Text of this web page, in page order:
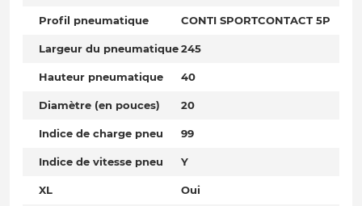
Profil pneumatique CONTI SPORTCONTACT 5P
Largeur du pneumatique245
Hauteur pneumatique 40
Diamètre (en pouces) 20
Indice de charge pneu 99
Indice de vitesse pneu Y
XL Oui